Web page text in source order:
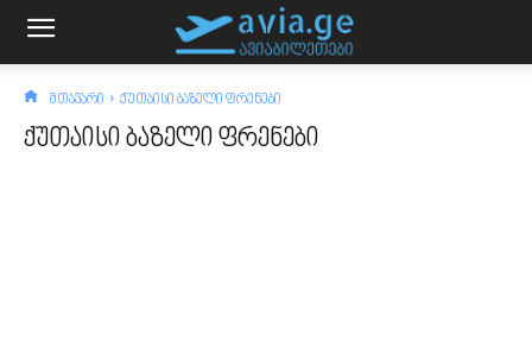
მთავარი ქუთაისი ბაზელი ფრენები
ქუთაისი ბაზელი ფრენები